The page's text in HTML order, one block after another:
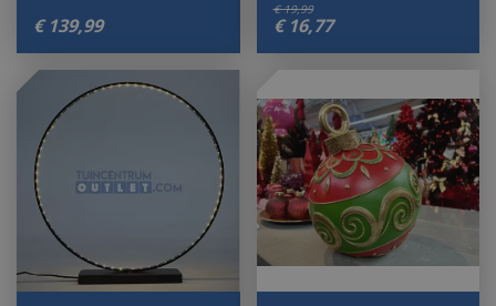
€ 139,99
€ 19,99
€ 16,77